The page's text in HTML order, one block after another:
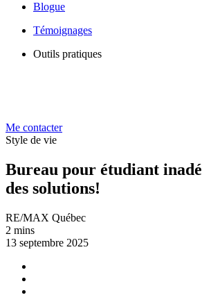
Blogue
Témoignages
Outils pratiques
Me contacter
Style de vie
Bureau pour étudiant
des solutions!
RE/MAX Québec
2 mins
13 septembre 2025